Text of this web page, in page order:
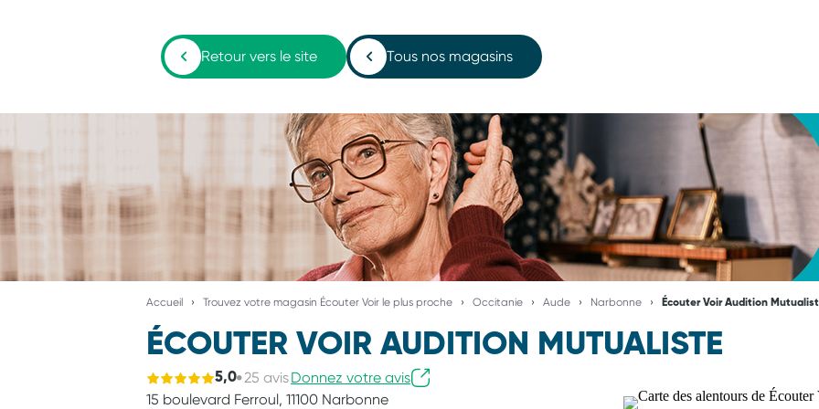
Retour vers le site Tous nos magasins
Accueil Trouvez votre magasin Écouter Voir le plus proche Occitanie Aude Narbonne Écouter Voir Audition
ÉCOUTER VOIR AUDITION MUTUALISTE
5,0 25 avisDonnez votre avis
15 boulevard Ferroul, 11100 Narbonne